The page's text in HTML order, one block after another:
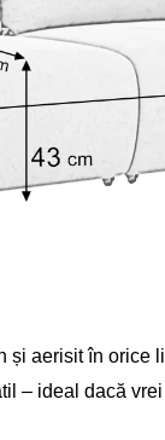
și aerisit în orice
– ideal dacă